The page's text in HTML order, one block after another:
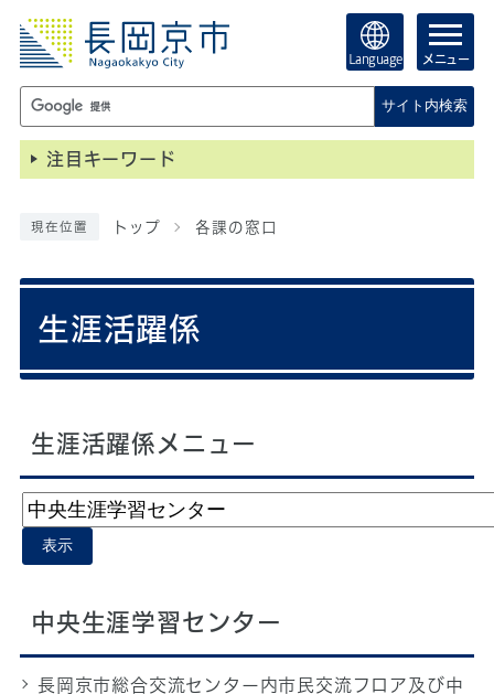
Language メニュー
サイト内検索
注目キーワード
現在位置 トップ 各課の窓口
生涯活躍係
生涯活躍係メニュー
表示
中央生涯学習センター
長岡京市総合交流センター内市民交流フロア及び中